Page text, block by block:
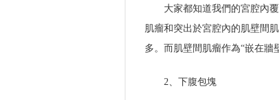
大家都知道我們的宮腔內
肌瘤和突出於宮腔內的肌壁間
多。而肌壁間肌瘤作為“嵌在牆
2、下腹包塊